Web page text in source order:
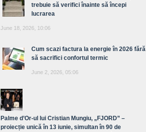
trebuie să verifici înainte să începi
lucrarea
June 18, 2026, 10:06
Cum scazi factura la energie în 2026 fără
să sacrifici confortul termic
June 2, 2026, 05:06
Palme d’Or-ul lui Cristian Mungiu, „FJORD” –
proiecție unică în 13 iunie, simultan în 90 de